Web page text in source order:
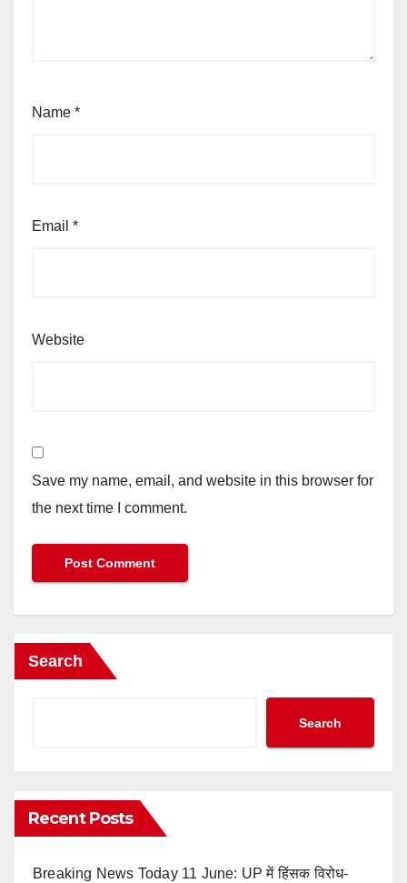
Name *
Email *
Website
Save my name, email, and website in this browser for
the next time I comment.
Search
Search
Recent Posts
Breaking News Today 11 June: UP में हिंसक विरोध-